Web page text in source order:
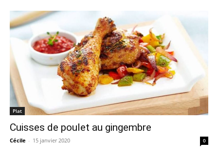
Plat
Cuisses de poulet au gingembre
Cécile - 15 janvier 2020 0